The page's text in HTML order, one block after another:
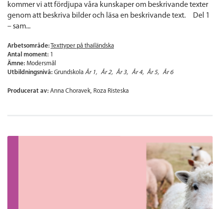
kommer vi att fördjupa våra kunskaper om beskrivande texter
genom att beskriva bilder och läsa en beskrivande text. Del 1
– sam...
Arbetsområde: Texttyper på thailändska
Antal moment: 1
Ämne: Modersmål
Utbildningsnivå: Grundskola År 1 År 2 År 3 År 4 År 5 År 6
Producerat av: Anna Choravek, Roza Risteska